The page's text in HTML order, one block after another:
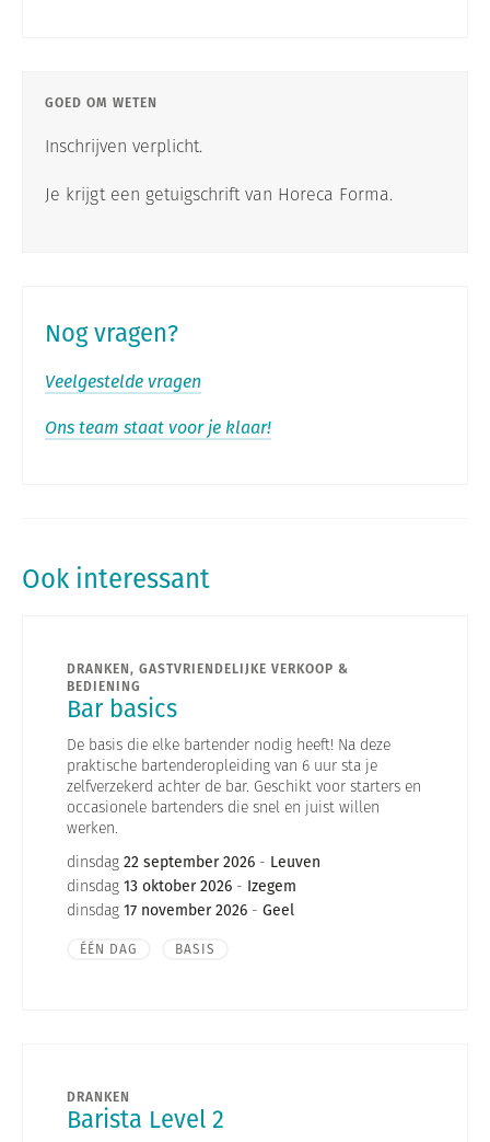
GOED OM WETEN
Inschrijven verplicht.
Je krijgt een getuigschrift van Horeca Forma.
Nog vragen?
Veelgestelde vragen
Ons team staat voor je klaar!
Ook interessant
DRANKEN, GASTVRIENDELIJKE VERKOOP &
BEDIENING
Bar basics
De basis die elke bartender nodig heeft! Na deze
praktische bartenderopleiding van 6 uur sta je
zelfverzekerd achter de bar. Geschikt voor starters en
occasionele bartenders die snel en juist willen
werken.
dinsdag 22 september 2026 - Leuven
dinsdag 13 oktober 2026 - Izegem
dinsdag 17 november 2026 - Geel
ÉÉN DAG BASIS
DRANKEN
Barista Level 2